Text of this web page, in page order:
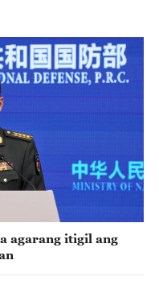
agarang itigil ang